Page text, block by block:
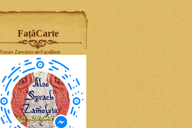
FaṭăCarte
Forum Zamolxis on FaceBook